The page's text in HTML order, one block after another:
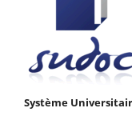
Système